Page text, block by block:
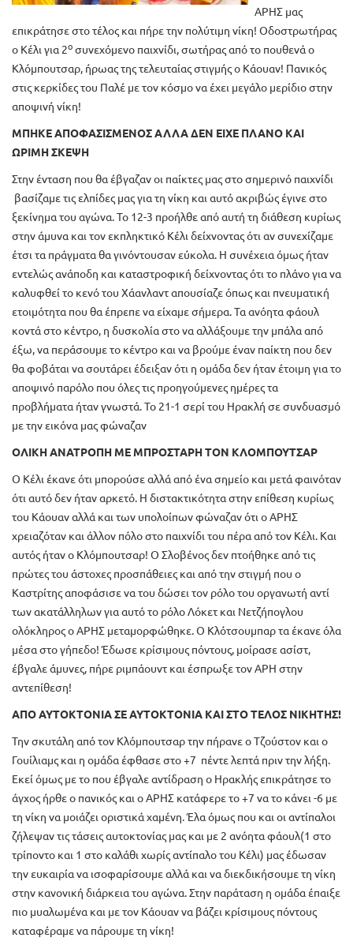
ΑΡΗΣ μας
επικράτησε στο τέλος και πήρε την πολύτιμη νίκη! Οδοστρωτήρας
ο Κέλι για 2οσυνεχόμενο παιχνίδι, σωτήρας από το πουθενά ο
Κλόμπουτσαρ, ήρωας της τελευταίας στιγμής ο Κάουαν! Πανικός
στις κερκίδες του Παλέ με τον κόσμο να έχει μεγάλο μερίδιο στην
αποψινή νίκη!
ΜΠΗΚΕ ΑΠΟΦΑΣΙΣΜΕΝΟΣ ΑΛΛΑ ΔΕΝ ΕΙΧΕ ΠΛΑΝΟ ΚΑΙ
ΩΡΙΜΗ ΣΚΕΨΗ
Στην ένταση που θα έβγαζαν οι παίκτες μας στο σημερινό παιχνίδι
βασίζαμε τις ελπίδες μας για τη νίκη και αυτό ακριβώς έγινε στο
ξεκίνημα του αγώνα. Το 12-3 προήλθε από αυτή τη διάθεση κυρίως
στην άμυνα και τον εκπληκτικό Κέλι δείχνοντας ότι αν συνεχίζαμε
έτσι τα πράγματα θα γινόντουσαν εύκολα. Η συνέχεια όμως ήταν
εντελώς ανάποδη και καταστροφική δείχνοντας ότι το πλάνο για να
καλυφθεί το κενό του Χάανλαντ απουσίαζε όπως και πνευματική
ετοιμότητα που θα έπρεπε να είχαμε σήμερα. Τα ανόητα φάουλ
κοντά στο κέντρο, η δυσκολία στο να αλλάξουμε την μπάλα από
έξω, να περάσουμε το κέντρο και να βρούμε έναν παίκτη που δεν
θα φοβάται να σουτάρει έδειξαν ότι η ομάδα δεν ήταν έτοιμη για το
αποψινό παρόλο που όλες τις προηγούμενες ημέρες τα
προβλήματα ήταν γνωστά. Το 21-1 σερί του Ηρακλή σε συνδυασμό
με την εικόνα μας φώναζαν
ΟΛΙΚΗ ΑΝΑΤΡΟΠΗ ΜΕ ΜΠΡΟΣΤΑΡΗ ΤΟΝ ΚΛΟΜΠΟΥΤΣΑΡ
Ο Κέλι έκανε ότι μπορούσε αλλά από ένα σημείο και μετά φαινόταν
ότι αυτό δεν ήταν αρκετό. Η διστακτικότητα στην επίθεση κυρίως
του Κάουαν αλλά και των υπολοίπων φώναζαν ότι ο ΑΡΗΣ
χρειαζόταν και άλλον πόλο στο παιχνίδι του πέρα από τον Κέλι. Και
αυτός ήταν ο Κλόμπουτσαρ! Ο Σλοβένος δεν πτοήθηκε από τις
πρώτες του άστοχες προσπάθειες και από την στιγμή που ο
Καστρίτης αποφάσισε να του δώσει τον ρόλο του οργανωτή αντί
των ακατάλληλων για αυτό το ρόλο Λόκετ και Νετζήπογλου
ολόκληρος ο ΑΡΗΣ μεταμορφώθηκε. Ο Κλότσουμπαρ τα έκανε όλα
μέσα στο γήπεδο! Έδωσε κρίσιμους πόντους, μοίρασε ασίστ,
έβγαλε άμυνες, πήρε ριμπάουντ και έσπρωξε τον ΑΡΗ στην
αντεπίθεση!
ΑΠΟ ΑΥΤΟΚΤΟΝΙΑ ΣΕ ΑΥΤΟΚΤΟΝΙΑ ΚΑΙ ΣΤΟ ΤΕΛΟΣ ΝΙΚΗΤΗΣ!
Την σκυτάλη από τον Κλόμπουτσαρ την πήρανε ο Τζούστον και ο
Γουίλιαμς και η ομάδα έφθασε στο +7 πέντε λεπτά πριν την λήξη.
Εκεί όμως με το που έβγαλε αντίδραση ο Ηρακλής επικράτησε το
άγχος ήρθε ο πανικός και ο ΑΡΗΣ κατάφερε το +7 να το κάνει -6 με
τη νίκη να μοιάζει οριστικά χαμένη. Έλα όμως που και οι αντίπαλοι
ζήλεψαν τις τάσεις αυτοκτονίας μας και με 2 ανόητα φάουλ(1 στο
τρίποντο και 1 στο καλάθι χωρίς αντίπαλο του Κέλι) μας έδωσαν
την ευκαιρία να ισοφαρίσουμε αλλά και να διεκδικήσουμε τη νίκη
στην κανονική διάρκεια του αγώνα. Στην παράταση η ομάδα έπαιξε
πιο μυαλωμένα και με τον Κάουαν να βάζει κρίσιμους πόντους
καταφέραμε να πάρουμε τη νίκη!